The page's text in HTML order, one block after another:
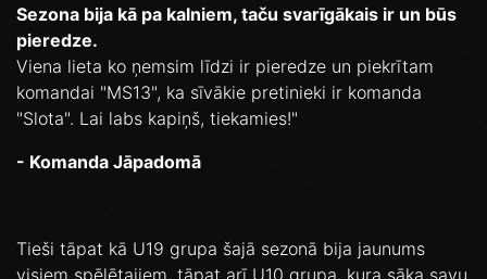
Sezona bija kā pa kalniem, taču svarīgākais ir un būs
pieredze.
Viena lieta ko ņemsim līdzi ir pieredze un piekrītam
komandai "MS13", ka sīvākie pretinieki ir komanda
"Slota". Lai labs kapiņš, tiekamies!"
- Komanda Jāpadomā
Tieši tāpat kā U19 grupa šajā sezonā bija jaunums
visiem spēlētajiem, tāpat arī U10 grupa, kura sāka savu